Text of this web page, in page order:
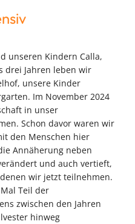
unseren Kindern Calla,
drei Jahren leben wir
unsere Kinder
Im November 2024
in unser
Schon davor waren wir
den Menschen hier
Annäherung neben
und auch vertieft,
wir jetzt teilnehmen.
Teil der
zwischen den Jahren
hinweg